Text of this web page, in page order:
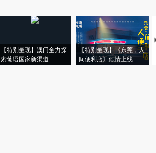
【特别呈现】澳门全力探
索葡语国家新渠道
【特别呈现】《东莞，人
间便利店》倾情上线